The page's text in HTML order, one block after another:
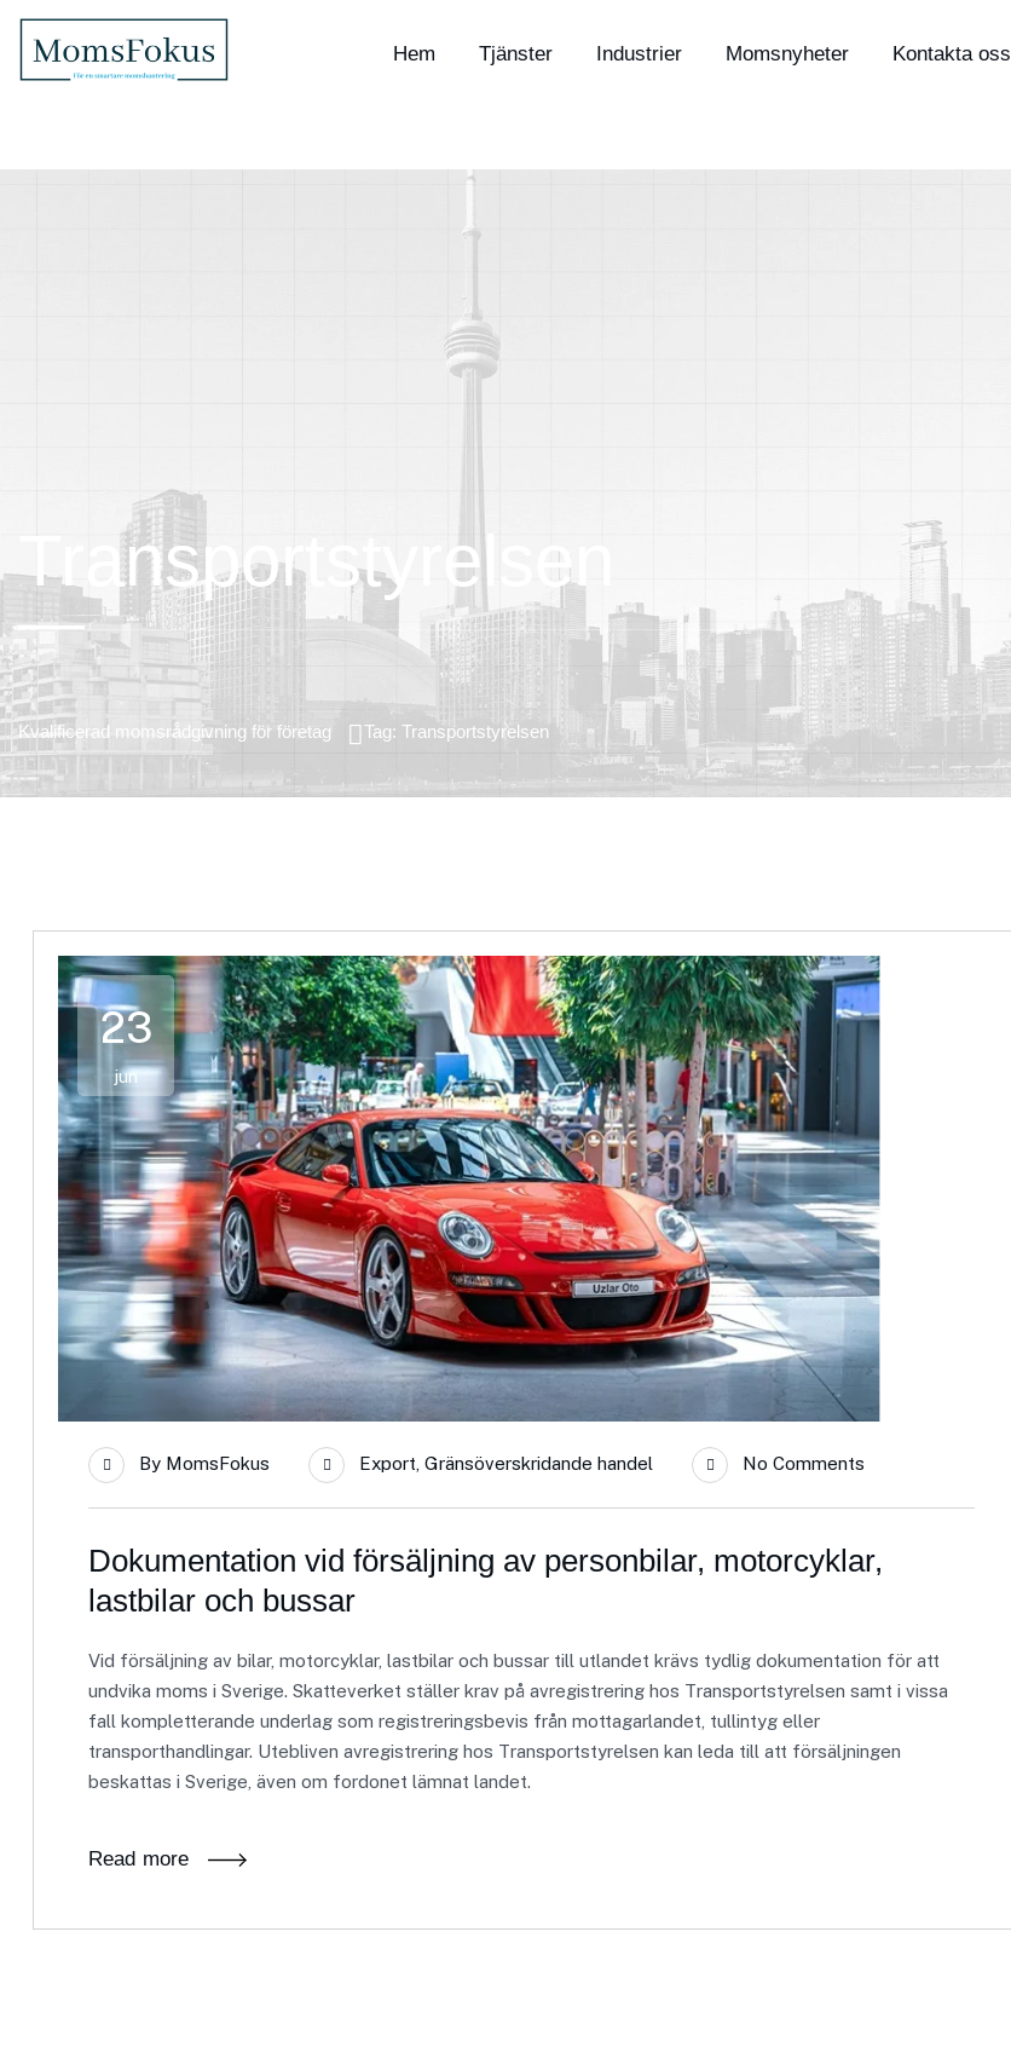
Hem Tjänster Industrier Momsnyheter Kontakta oss
Transportstyrelsen
Kvalificerad momsrådgivning för företag Tag: Transportstyrelsen
23
jun
By MomsFokus Export, Gränsöverskridande handel No Comments
Dokumentation vid försäljning av personbilar, motorcyklar,
lastbilar och bussar
Vid försäljning av bilar, motorcyklar, lastbilar och bussar till utlandet krävs tydlig dokumentation för att
undvika moms i Sverige. Skatteverket ställer krav på avregistrering hos Transportstyrelsen samt i vissa
fall kompletterande underlag som registreringsbevis från mottagarlandet, tullintyg eller
transporthandlingar. Utebliven avregistrering hos Transportstyrelsen kan leda till att försäljningen
beskattas i Sverige, även om fordonet lämnat landet.
Read more